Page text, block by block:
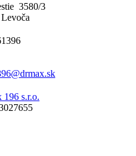
3580/3
196 s.r.o.